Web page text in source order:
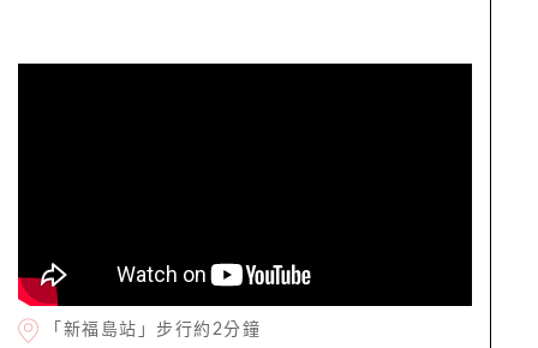
「新福島站」步行約2分鐘